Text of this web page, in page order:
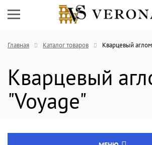
Главная Каталог товаров Кварцевый
Кварцевый
"Voyage"